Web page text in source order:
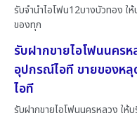
รับจำนำไอโฟน12บางบัวทอง ใ
ของทุก
รับฝากขายไอโฟนนคร
อุปกรณ์ไอที ขายของห
ไอที
รับฝากขายไอโฟนนครหลวง ให้